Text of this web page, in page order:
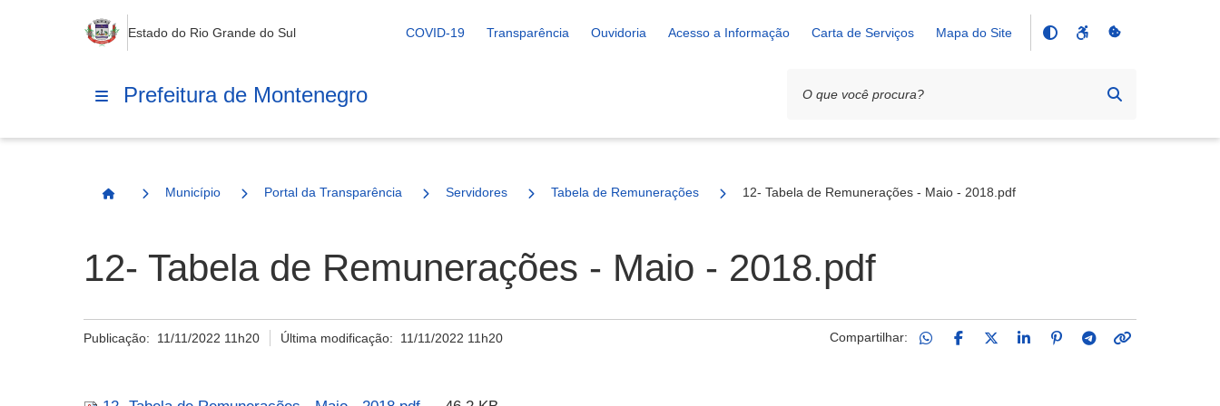
Estado do Rio Grande do Sul COVID-19 Transparência Ouvidoria Acesso a Informação Carta de Serviços Mapa do Site
Prefeitura de Montenegro
Página Inicial
Município Portal da Transparência Servidores Tabela de Remunerações 12- Tabela de Remunerações - Maio - 2018.pdf
12- Tabela de Remunerações - Maio - 2018.pdf
Publicação: 11/11/2022 11h20 Última modificação: 11/11/2022 11h20 Compartilhar: